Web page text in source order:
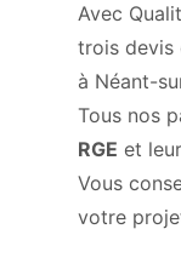
Avec
trois devis
à Néant-
Tous nos
RGE et
Vous
votre